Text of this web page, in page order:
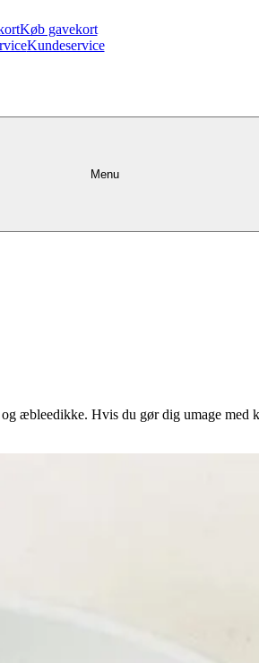
Køb gavekort
Kundeservice
Menu
æbleedikke. Hvis du gør dig umage med